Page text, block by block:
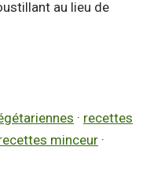
au lieu de
· recettes
minceur ·